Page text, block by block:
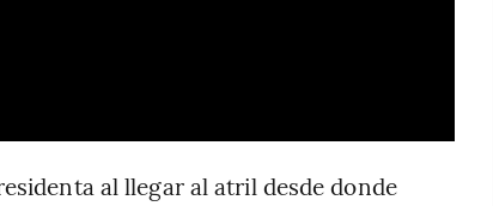
al llegar al atril desde donde